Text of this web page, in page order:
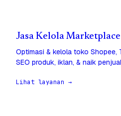
Jasa Kelola
Optimasi & kelola toko
SEO produk, iklan, & naik
Lihat layanan →